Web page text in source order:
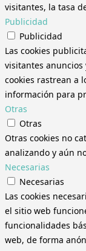
visitantes, la tasa
Publicidad
Publicidad
Las cookies
visitantes anuncios
cookies rastrean a
información para
Otras
Otras
Otras cookies no
analizando y aún
Necesarias
Necesarias
Las cookies
el sitio web
funcionalidades
web, de forma